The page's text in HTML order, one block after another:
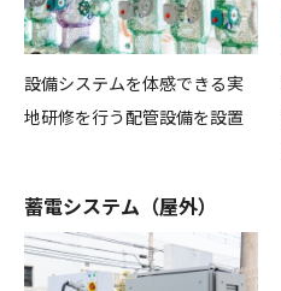
設備システムを体感できる実
地研修を行う配管設備を設置
蓄電システム（屋外）